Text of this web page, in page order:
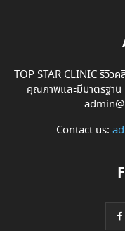
TOP STAR CLINIC รีวิว
คุณภาพและมีมาตรฐาน
Contact us: